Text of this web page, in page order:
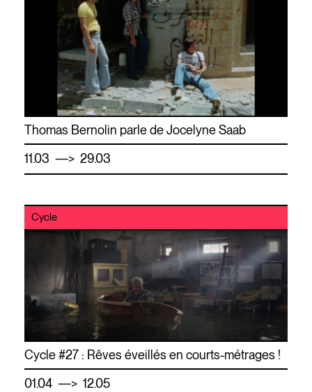
Thomas Bernolin parle de Jocelyne Saab
11.03 —> 29.03
Cycle
Cycle #27 : Rêves éveillés en courts-métrages !
01.04 —> 12.05